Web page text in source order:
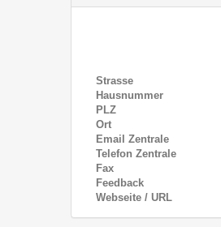
Strasse
Hausnummer
PLZ
Ort
Email Zentrale
Telefon Zentrale
Fax
Feedback
Webseite / URL